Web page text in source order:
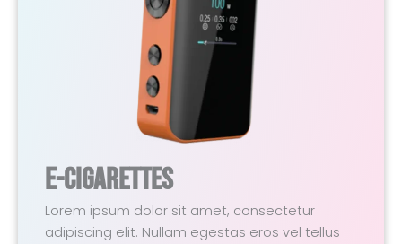
E-Cigarettes
Lorem ipsum dolor sit amet, consectetur
adipiscing elit. Nullam egestas eros vel tellus